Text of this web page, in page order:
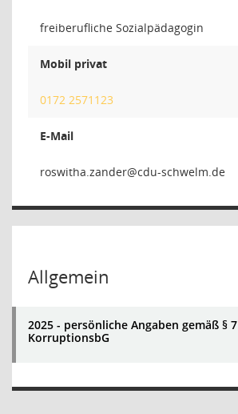
freiberufliche Sozialpädagogin
Mobil privat
0172 2571123
E-Mail
rednaz.
Allgemein
2025 - persönliche Angaben gemäß § 7
KorruptionsbG